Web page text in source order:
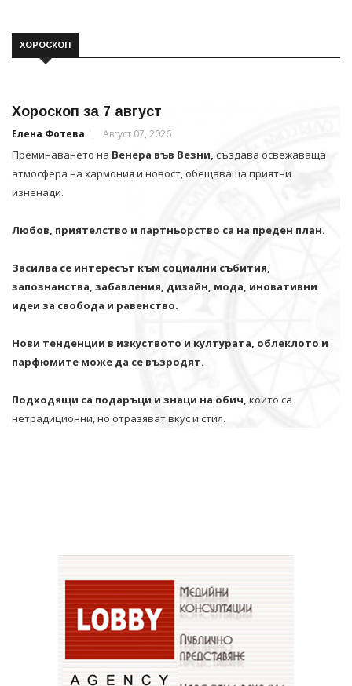
ХОРОСКОП
Хороскоп за 7 август
Елена Фотева Август 07, 2026
Преминаването на Венера във Везни, създава освежаваща
атмосфера на хармония и новост, обещаваща приятни
изненади.
Любов, приятелство и партньорство са на преден план.
Засилва се интересът към социални събития,
запознанства, забавления, дизайн, мода, иновативни
идеи за свобода и равенство.
Нови тенденции в изкуството и културата, облеклото и
парфюмите може да се възродят.
Подходящи са подаръци и знаци на обич, които са
нетрадиционни, но отразяват вкус и стил.